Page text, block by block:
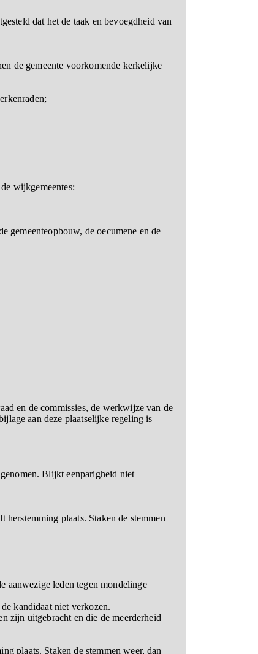
dat het de taak en bevoegdheid van
de gemeente voorkomende kerkelijke
wijkgemeentes:
gemeenteopbouw, de oecumene en de
en de commissies, de werkwijze van de
aan deze plaatselijke regeling is
Blijkt eenparigheid niet
plaats. Staken de stemmen
aanwezige leden tegen mondelinge
kandidaat niet verkozen.
zijn uitgebracht en die de meerderheid
plaats. Staken de stemmen weer, dan